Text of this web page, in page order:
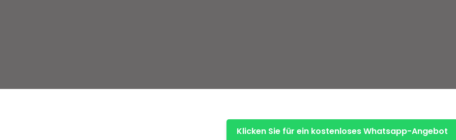
Klicken Sie für ein kostenloses Whatsapp-Angebot